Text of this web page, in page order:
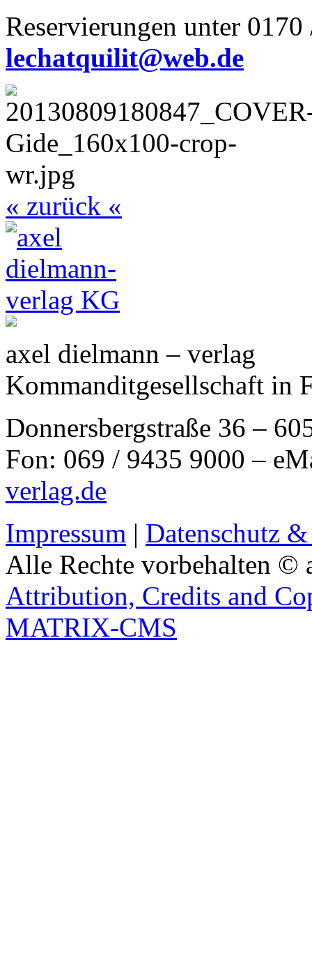
Reservierungen unter
lechatquilit@web.de
« zurück «
axel dielmann – verlag
Kommanditgesellschaft in
Donnersbergstraße 36 –
Fon: 069 / 9435 9000 –
verlag.de
Impressum | Datenschutz
Alle Rechte vorbehalten ©
Attribution, Credits and
MATRIX-CMS